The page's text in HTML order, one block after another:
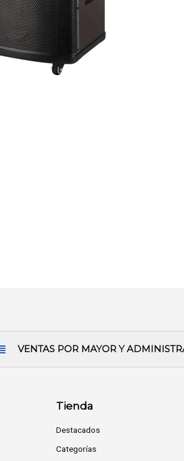
VENTAS POR MAYOR Y
Tienda
Destacados
Categorías